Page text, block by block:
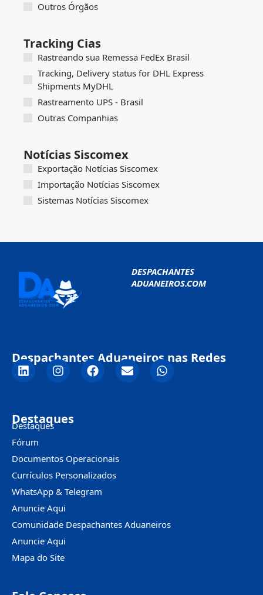
Outros Órgãos
Tracking Cias
Rastreando sua Remessa FedEx Brasil
Tracking, Delivery status for DHL Express
Shipments MyDHL
Rastreamento UPS - Brasil
Outras Companhias
Notícias Siscomex
Exportação Notícias Siscomex
Importação Notícias Siscomex
Sistemas Notícias Siscomex
DESPACHANTES
ADUANEIROS.COM
Despachantes Aduaneiros nas Redes
Destaques
Destaques
Fórum
Documentos Operacionais
Currículos Personalizados
WhatsApp & Telegram
Anuncie Aqui
Comunidade Despachantes Aduaneiros
Anuncie Aqui
Mapa do Site